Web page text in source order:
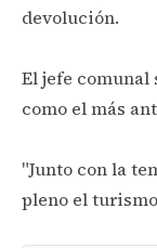
devolución.
El jefe comunal
como el más
"Junto con la
pleno el